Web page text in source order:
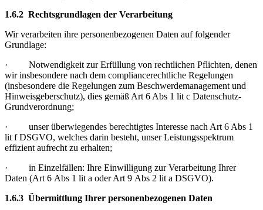
1.6.2 Rechtsgrundlagen der Verarbeitung
Wir verarbeiten ihre personenbezogenen Daten auf folgender
Grundlage:
· Notwendigkeit zur Erfüllung von rechtlichen Pflichten, denen
wir insbesondere nach dem compliancerechtliche Regelungen
(insbesondere die Regelungen zum Beschwerdemanagement und
Hinweisgeberschutz), dies gemäß Art 6 Abs 1 lit c Datenschutz-
Grundverordnung;
· unser überwiegendes berechtigtes Interesse nach Art 6 Abs 1
lit f DSGVO, welches darin besteht, unser Leistungsspektrum
effizient aufrecht zu erhalten;
· in Einzelfällen: Ihre Einwilligung zur Verarbeitung Ihrer
Daten (Art 6 Abs 1 lit a oder Art 9 Abs 2 lit a DSGVO).
1.6.3 Übermittlung Ihrer personenbezogenen Daten